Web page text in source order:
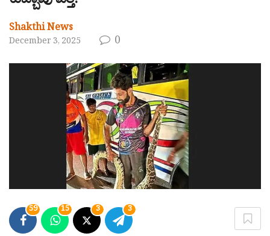
Shakthi News
December 3, 2025 0
59 15 3 3